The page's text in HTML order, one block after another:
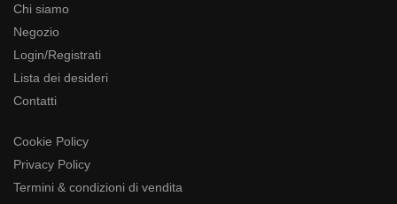
Chi siamo
Negozio
Login/Registrati
Lista dei desideri
Contatti
Cookie Policy
Privacy Policy
Termini & condizioni di vendita